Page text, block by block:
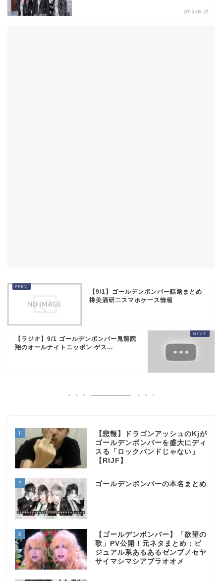
2015-08-23
【9/1】ゴールデンボンバー話題まとめ
樽美酒研二スマホケース情報
【ラジオ】9/1 ゴールデンボンバー鬼龍院
翔のオールナイトニッポン ゲス...
1
【悲報】ドラゴンアッシュのKjが
ゴールデンボンバーを盛大にディ
スる「ロックバンドじゃない」
【RIJF】
2 ゴールデンボンバーの本名まとめ
3
【ゴールデンボンバー】「欲望の
歌」PV公開！元ネタまとめ：ビ
ジュアル系あるあるゼンブノセヤ
サイマシマシアブラオオメ